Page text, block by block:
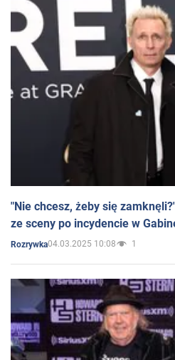
"Nie chcesz, żeby się
ze sceny po incydencie w
Rozrywka04.03.2025 10:08 1